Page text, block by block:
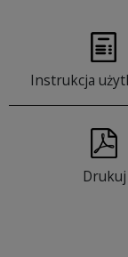
Instrukcja
Drukuj